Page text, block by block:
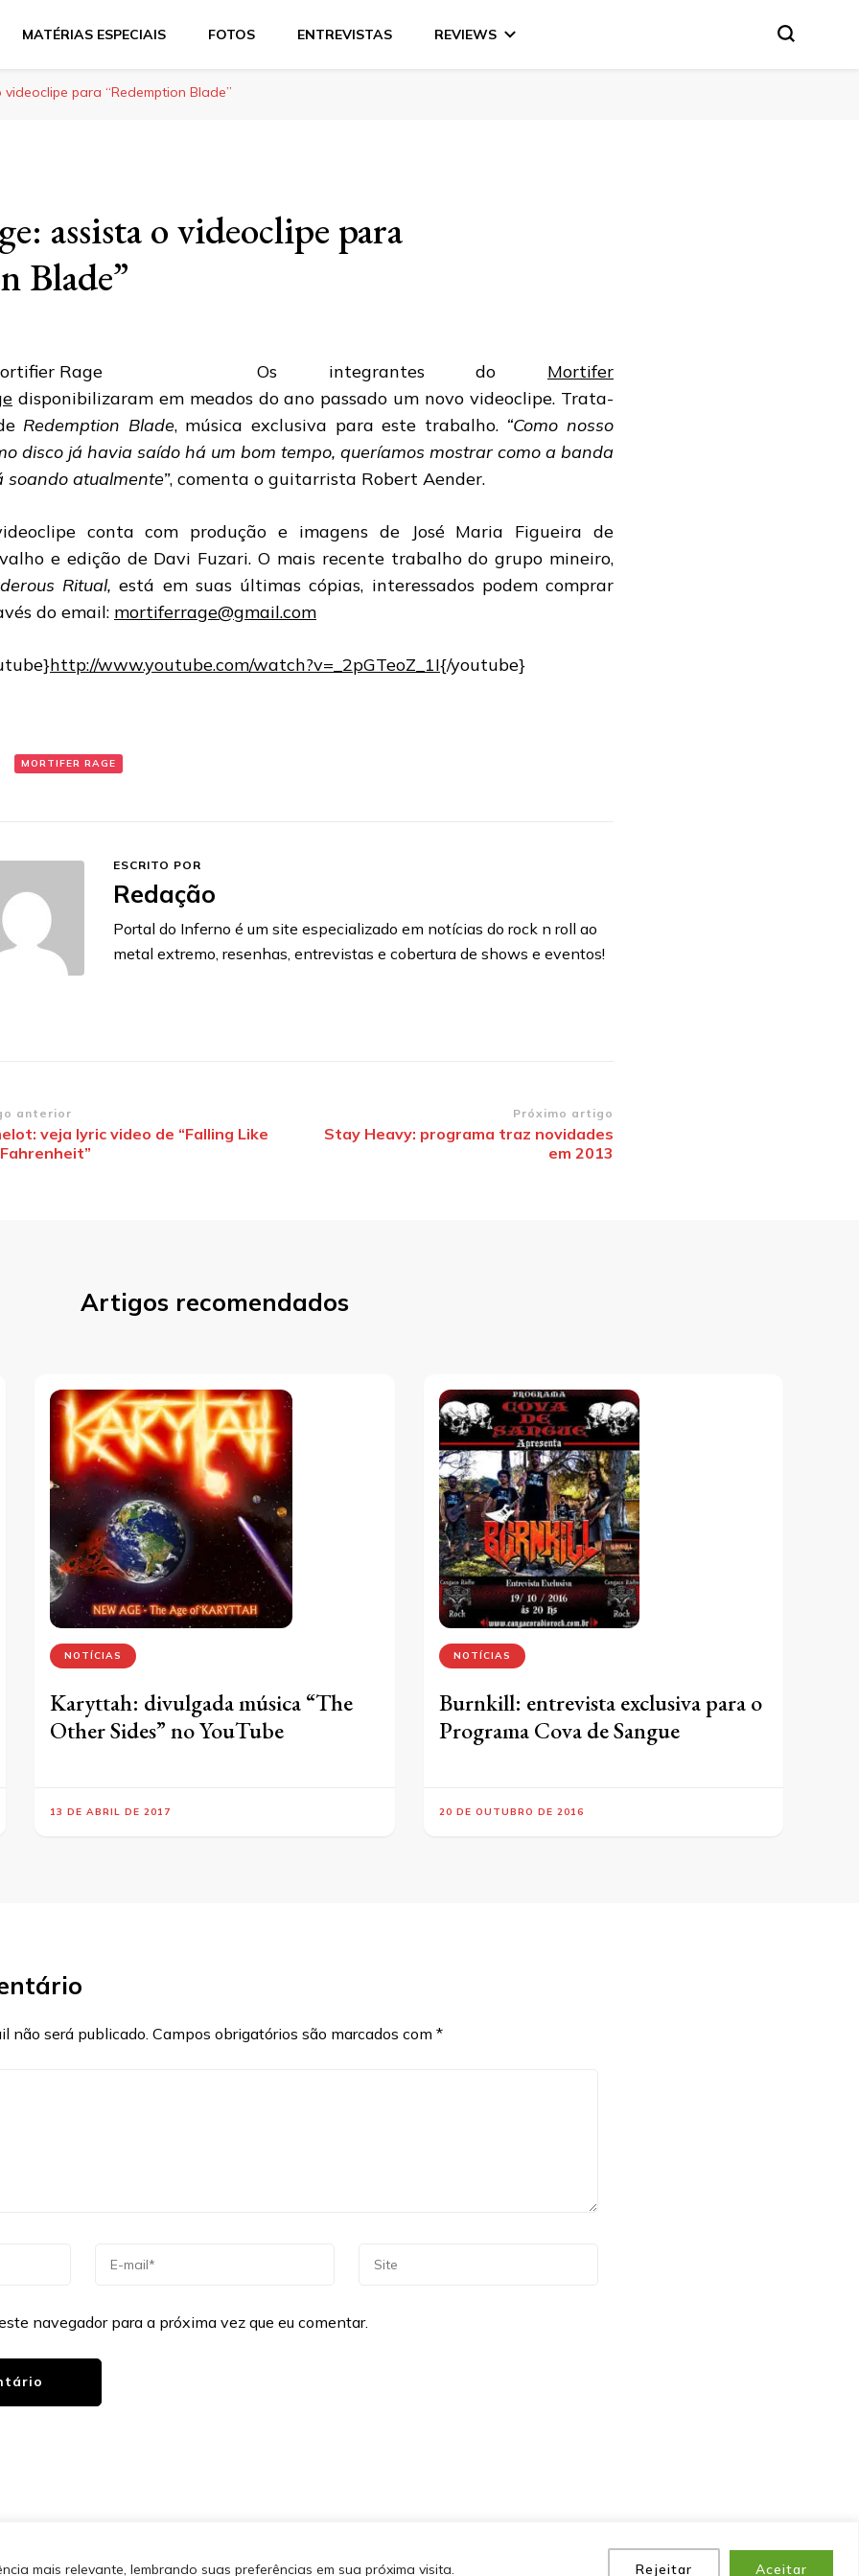
mais relevante, lembrando suas preferências em sua próxima visita. Rejeitar Aceitar
MATÉRIAS ESPECIAIS FOTOS ENTREVISTAS REVIEWS
para “Redemption Blade”
assista o videoclipe para
Blade”
Os integrantes do Mortifer
disponibilizaram em meados do ano passado um novo videoclipe. Trata-
Redemption Blade, música exclusiva para este trabalho. “Como nosso
disco já havia saído há um bom tempo, queríamos mostrar como a banda
soando atualmente”, comenta o guitarrista Robert Aender.
conta com produção e imagens de José Maria Figueira de
e edição de Davi Fuzari. O mais recente trabalho do grupo mineiro,
Ritual, está em suas últimas cópias, interessados podem comprar
do email: mortiferrage@gmail.com
http://www.youtube.com/watch?v=_2pGTeoZ_1I{/youtube}
MORTIFER RAGE
ESCRITO POR
Redação
Portal do Inferno é um site especializado em notícias do rock n roll ao
metal extremo, resenhas, entrevistas e cobertura de shows e eventos!
anterior
veja lyric video de “Falling Like
Próximo artigo
Stay Heavy: programa traz novidades
em 2013
Artigos recomendados
NOTÍCIAS
Karyttah: divulgada música “The
Other Sides” no YouTube
13 DE ABRIL DE 2017
NOTÍCIAS
Burnkill: entrevista exclusiva para o
Programa Cova de Sangue
20 DE OUTUBRO DE 2016
não será publicado. Campos obrigatórios são marcados com *
navegador para a próxima vez que eu comentar.